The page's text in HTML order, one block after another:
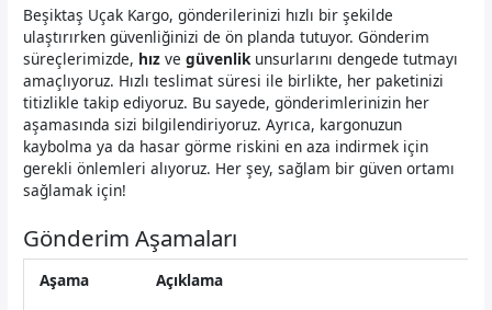
Beşiktaş Uçak Kargo, gönderilerinizi hızlı bir şekilde
ulaştırırken güvenliğinizi de ön planda tutuyor. Gönderim
süreçlerimizde, hız vegüvenlik unsurlarını dengede tutmayı
amaçlıyoruz. Hızlı teslimat süresi ile birlikte, her paketinizi
titizlikle takip ediyoruz. Bu sayede, gönderimlerinizin her
aşamasında sizi bilgilendiriyoruz. Ayrıca, kargonuzun
kaybolma ya da hasar görme riskini en aza indirmek için
gerekli önlemleri alıyoruz. Her şey, sağlam bir güven ortamı
sağlamak için!
Gönderim Aşamaları
Aşama Açıklama